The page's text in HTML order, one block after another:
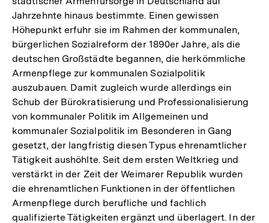
Jahrzehnte hinaus bestimmte. Einen gewissen
Höhepunkt erfuhr sie im Rahmen der kommunalen,
bürgerlichen Sozialreform der 1890er Jahre, als die
deutschen Großstädte begannen, die herkömmliche
Armenpflege zur kommunalen Sozialpolitik
auszubauen. Damit zugleich wurde allerdings ein
Schub der Bürokratisierung und Professionalisierung
von kommunaler Politik im Allgemeinen und
kommunaler Sozialpolitik im Besonderen in Gang
gesetzt, der langfristig diesen Typus ehrenamtlicher
Tätigkeit aushöhlte. Seit dem ersten Weltkrieg und
verstärkt in der Zeit der Weimarer Republik wurden
die ehrenamtlichen Funktionen in der öffentlichen
Armenpflege durch berufliche und fachlich
qualifizierte Tätigkeiten ergänzt und überlagert. In der